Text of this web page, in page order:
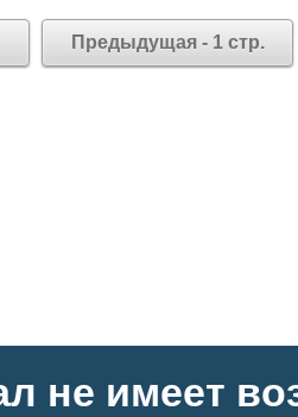
Предыдущая - 1 стр.
не имеет